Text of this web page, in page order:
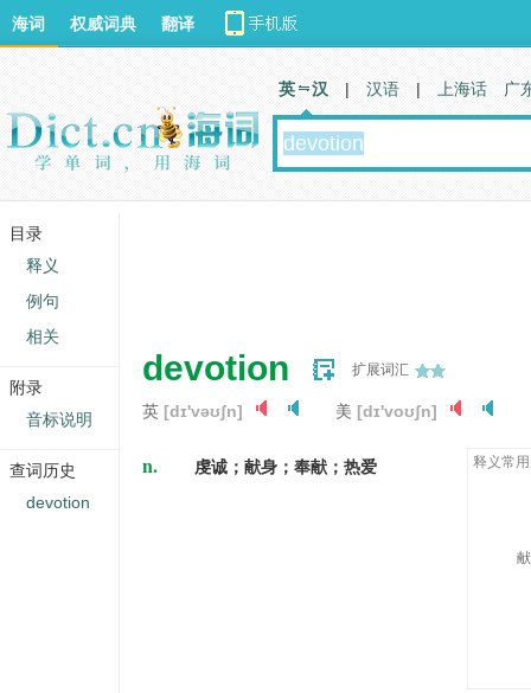
devotion 扩展词汇
英 [dɪ'vəʊʃn] 美 [dɪ'voʊʃn]
n. 虔诚；献身；奉献；热爱 释义常
海词 权威词典 翻译
英 汉 | 汉语 | 上海话 广
目录
释义
例句
相关
附录
音标说明
查词历史
devotion